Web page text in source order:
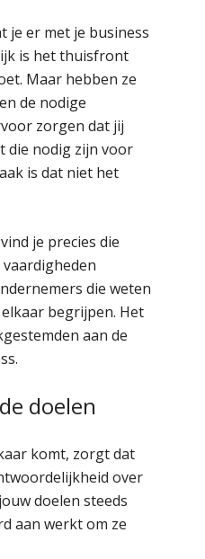
je er met je business
is het thuisfront
Maar hebben ze
de nodige
zorgen dat jij
die nodig zijn voor
is dat niet het
je precies die
vaardigheden
die weten
begrijpen. Het
aan de
doelen
komt, zorgt dat
over
doelen steeds
aan werkt om ze